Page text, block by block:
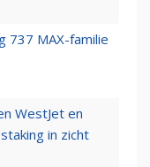
737 MAX-familie
WestJet en
in zicht